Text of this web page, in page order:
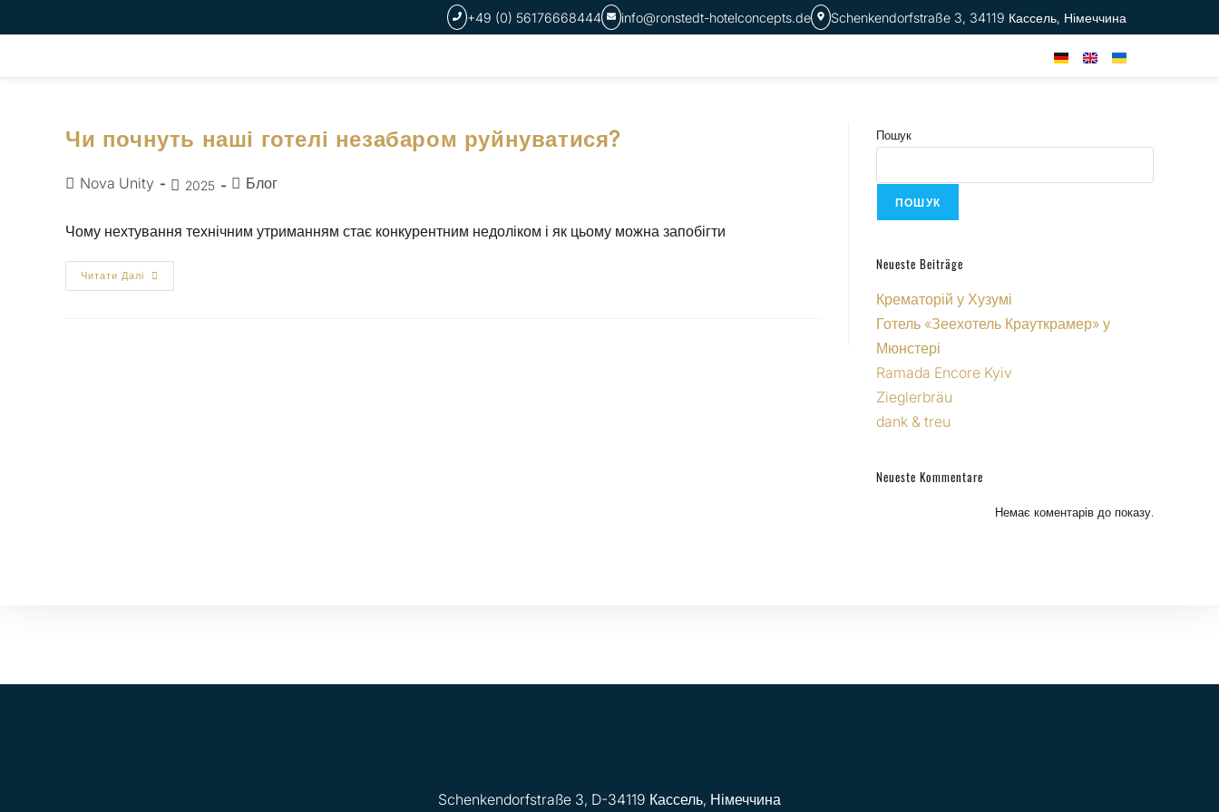
+49 (0) 56176668444 info@ronstedt-hotelconcepts.de Schenkendorfstraße 3, 34119 Кассель, Німеччина
Чи почнуть наші готелі незабаром руйнуватися?
Nova Unity 2025 Блог
Чому нехтування технічним утриманням стає конкурентним недоліком і як цьому можна запобігти
Читати Далі
Пошук
ПОШУК
Neueste Beiträge
Крематорій у Хузумі
Готель «Зеехотель Крауткрамер» у
Мюнстері
Ramada Encore Kyiv
Zieglerbräu
dank & treu
Neueste Kommentare
Немає коментарів до показу.
Schenkendorfstraße 3, D-34119 Кассель, Німеччина